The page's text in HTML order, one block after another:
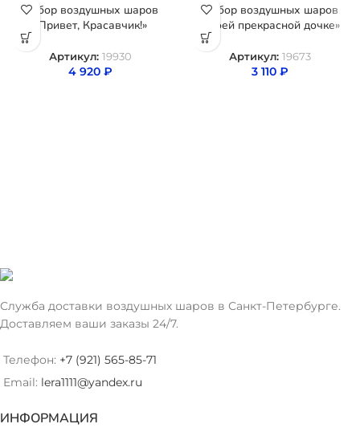
Набор воздушных шаров
«Привет, Красавчик!»
Артикул: 19930
4 920 ₽
Набор воздушных шаров
«Моей прекрасной дочке»
Артикул: 19673
3 110 ₽
Служба доставки воздушных шаров в Санкт-Петербурге.
Доставляем ваши заказы 24/7.
Телефон: +7 (921) 565-85-71
Email: lera1111@yandex.ru
ИНФОРМАЦИЯ